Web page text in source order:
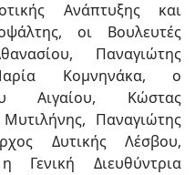
Ανάπτυξης και
οι Βουλευτές
Παναγιώτης
Κομνηνάκα, ο
Αιγαίου, Κώστας
Παναγιώτης
Δυτικής Λέσβου,
Γενική Διευθύντρια